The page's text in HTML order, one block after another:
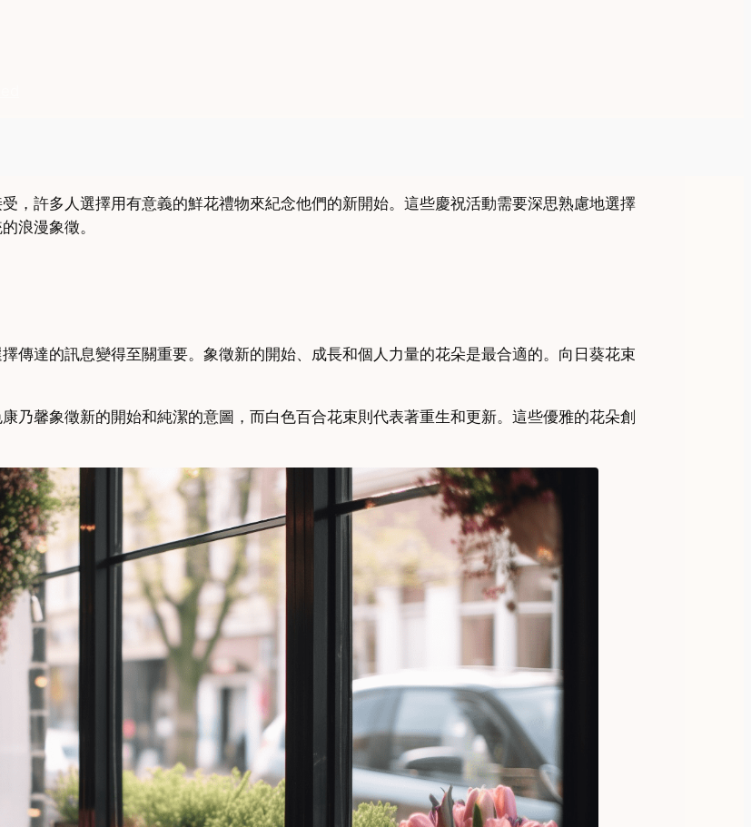
，許多人選擇用有意義的鮮花禮物來紀念他們的新開始。這些慶祝活動需要深思熟慮地選擇
浪漫象徵。
傳達的訊息變得至關重要。象徵新的開始、成長和個人力量的花朵是最合適的。向日葵花束
乃馨象徵新的開始和純潔的意圖，而白色百合花束則代表著重生和更新。這些優雅的花朵創